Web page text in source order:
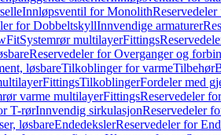
Innløpsventil for Monolith
for DobbeltskyllInnvendige armaturer
Systemrør multilayerFittings
Reservedeler for Overganger og
løsbareTilkoblinger for varmeTilbehør
FittingsTilkoblingerFordeler med
varme multilayerFittingsReservedeler
T-rørInnvendig sirkulasjonReservedeler
løsbareEndedekslerReservedeler for